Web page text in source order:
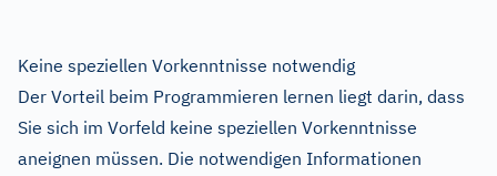
Keine speziellen Vorkenntnisse notwendig
Der Vorteil beim Programmieren lernen liegt darin, dass
Sie sich im Vorfeld keine speziellen Vorkenntnisse
aneignen müssen. Die notwendigen Informationen